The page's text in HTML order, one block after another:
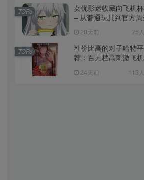
女优影迷收藏向飞机
– 从普通玩具到官方
20天前 75
TOP5
性价比高的对子哈特
荐：百元档高刺激飞
24天前 113
TOP6